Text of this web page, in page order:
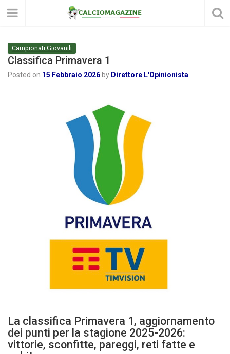
Campionati Giovanili
Classifica Primavera 1
Posted on 15 Febbraio 2026 by Direttore L'Opinionista
La classifica Primavera 1, aggiornamento
dei punti per la stagione 2025-2026:
vittorie, sconfitte, pareggi, reti fatte e